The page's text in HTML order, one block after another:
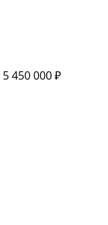
5 450 000 ₽